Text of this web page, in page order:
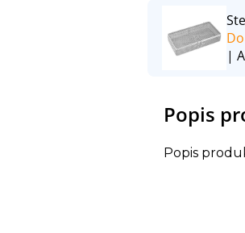
Popis
Popis
|